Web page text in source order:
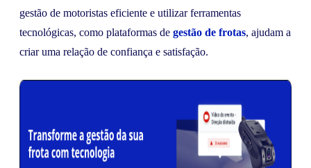
gestão de motoristas eficiente e utilizar ferramentas
tecnológicas, como plataformas de gestão de frotas, ajudam a
criar uma relação de confiança e satisfação.